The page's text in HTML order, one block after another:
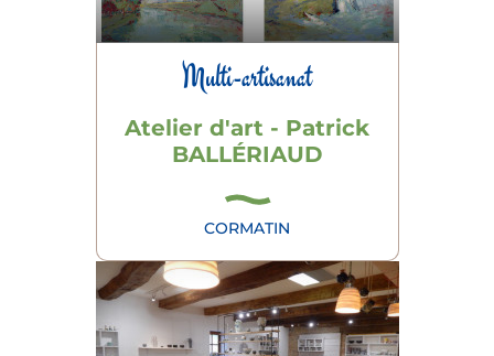
Multi-artisanat
Atelier d'art - Patrick
BALLÉRIAUD
CORMATIN